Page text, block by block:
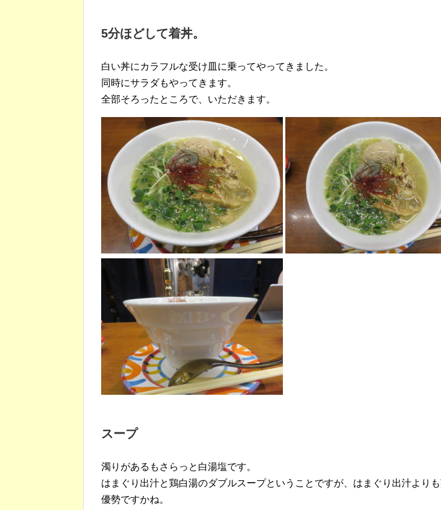
5分ほどして着丼。
白い丼にカラフルな受け皿に乗ってやってきました。
同時にサラダもやってきます。
全部そろったところで、いただきます。
スープ
濁りがあるもさらっと白湯塩です。
はまぐり出汁と鶏白湯のダブルスープということですが、はまぐり出汁より
優勢ですかね。